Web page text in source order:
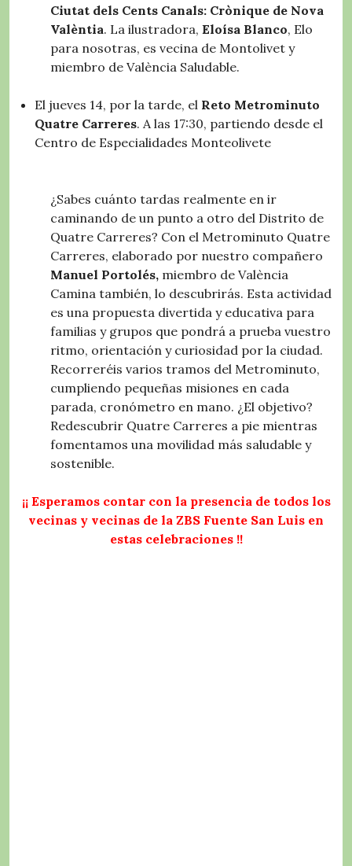
Ciutat dels Cents Canals: Crònique de Nova
Valèntia. La ilustradora, Eloísa Blanco, Elo
para nosotras, es vecina de Montolivet y
miembro de València Saludable.
El jueves 14, por la tarde, el Reto Metrominuto
Quatre Carreres. A las 17:30, partiendo desde el
Centro de Especialidades Monteolivete
¿Sabes cuánto tardas realmente en ir
caminando de un punto a otro del Distrito de
Quatre Carreres? Con el Metrominuto Quatre
Carreres, elaborado por nuestro compañero
Manuel Portolés, miembro de València
Camina también, lo descubrirás. Esta actividad
es una propuesta divertida y educativa para
familias y grupos que pondrá a prueba vuestro
ritmo, orientación y curiosidad por la ciudad.
Recorreréis varios tramos del Metrominuto,
cumpliendo pequeñas misiones en cada
parada, cronómetro en mano. ¿El objetivo?
Redescubrir Quatre Carreres a pie mientras
fomentamos una movilidad más saludable y
sostenible.
¡¡ Esperamos contar con la presencia de todos los
vecinas y vecinas de la ZBS Fuente San Luis en
estas celebraciones !!